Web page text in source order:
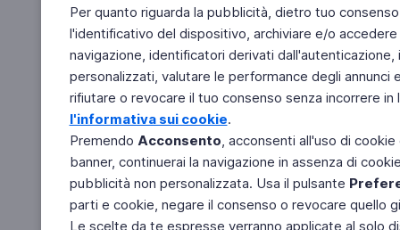
Per quanto riguarda la pubblicità, dietro tuo
l'identificativo del dispositivo, archiviare e/o
navigazione, identificatori derivati
personalizzati, valutare le performance degli
rifiutare o revocare il tuo consenso senza incorrere
l'informativa sui cookie.
Premendo Acconsento, acconsenti all'uso di
banner, continuerai la navigazione in assenza di
pubblicità non personalizzata. Usa il pulsante
parti e cookie, negare il consenso o revocare quello
Le scelte da te espresse verranno applicate al solo